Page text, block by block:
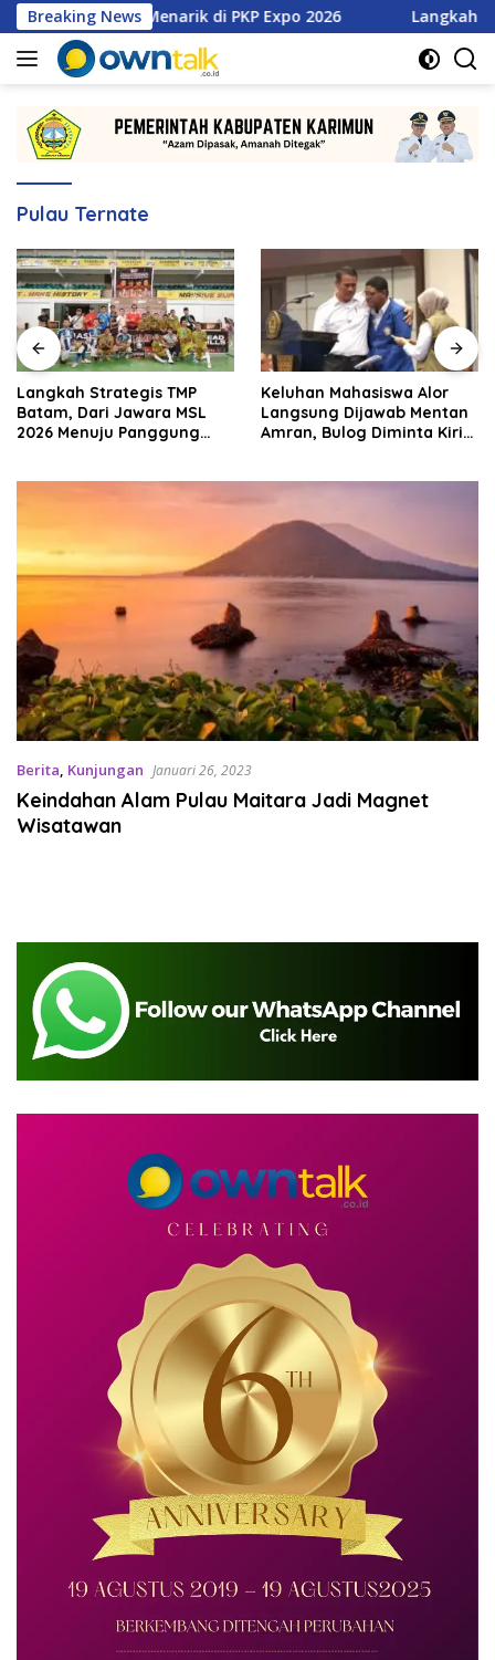
Langsung
ke
konten
Breaking News
Menarik di PKP Expo 2026 Langkah Strategis
Pulau Ternate
Langkah Strategis TMP
Batam, Dari Jawara MSL
2026 Menuju Panggung
Keluhan Mahasiswa Alor
Langsung Dijawab Mentan
Amran, Bulog Diminta Kirim
Berita, Kunjungan Januari 26, 2023
Keindahan Alam Pulau Maitara Jadi Magnet
Wisatawan